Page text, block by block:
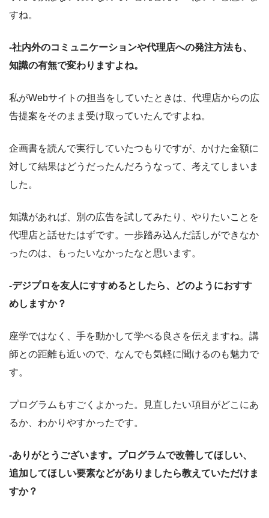
すね。
-社内外のコミュニケーションや代理店への発注方法も、
知識の有無で変わりますよね。
私がWebサイトの担当をしていたときは、代理店からの広
告提案をそのまま受け取っていたんですよね。
企画書を読んで実行していたつもりですが、かけた金額に
対して結果はどうだったんだろうなって、考えてしまいま
した。
知識があれば、別の広告を試してみたり、やりたいことを
代理店と話せたはずです。一歩踏み込んだ話しができなか
ったのは、もったいなかったなと思います。
-デジプロを友人にすすめるとしたら、どのようにおすす
めしますか？
座学ではなく、手を動かして学べる良さを伝えますね。講
師との距離も近いので、なんでも気軽に聞けるのも魅力で
す。
プログラムもすごくよかった。見直したい項目がどこにあ
るか、わかりやすかったです。
-ありがとうございます。プログラムで改善してほしい、
追加してほしい要素などがありましたら教えていただけま
すか？